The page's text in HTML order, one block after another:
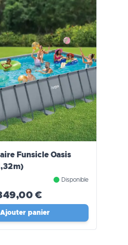
Funsicle Oasis
Disponible
€
Ajouter panier